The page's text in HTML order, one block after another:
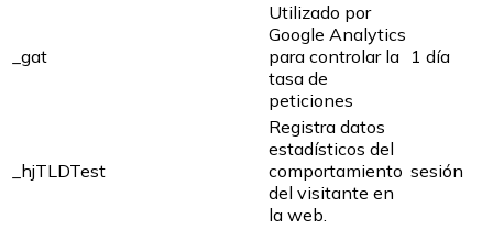
_gat
Utilizado por
Google Analytics
para controlar la
tasa de
peticiones
1 día
_hjTLDTest
Registra datos
estadísticos del
comportamiento
del visitante en
la web.
sesión